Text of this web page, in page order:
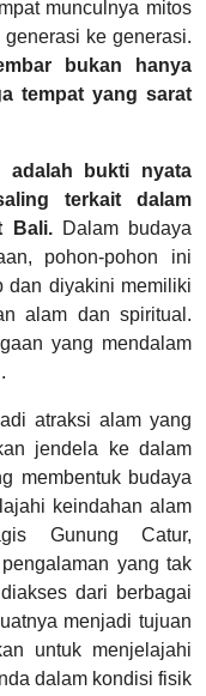
munculnya mitos
ke generasi.
bukan hanya
tempat yang sarat
adalah bukti nyata
terkait dalam
Bali.Dalam budaya
pohon-pohon ini
dan diyakini memiliki
alam dan spiritual.
yang mendalam
atraksi alam yang
jendela ke dalam
membentuk budaya
keindahan alam
Gunung Catur,
yang tak
dari berbagai
menjadi tujuan
untuk menjelajahi
dalam kondisi fisik